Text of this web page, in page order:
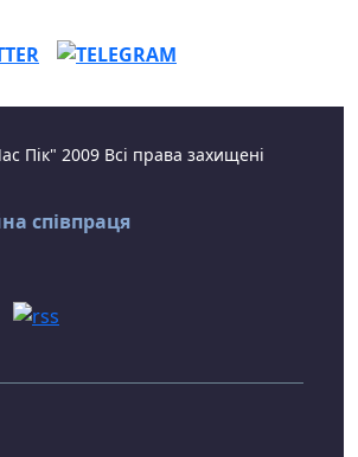
Пік" 2009 Всі права захищені
співпраця